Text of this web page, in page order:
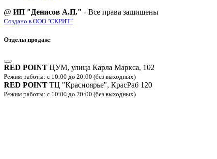
@ ИП "Денисов А.П." - Все права защищены
Создано в ООО "СКРИТ"
Отделы продаж:
RED POINT ЦУМ, улица Карла Маркса, 102
Режим работы: с 10:00 до 20:00 (без выходных)
RED POINT ТЦ "Красноярье", КрасРаб 120
Режим работы: с 10:00 до 20:00 (без выходных)